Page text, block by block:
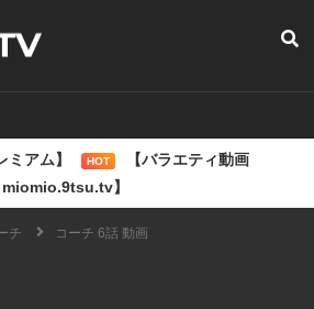
ミアム】 HOT
【バラエティ動画
miomio.9tsu.tv】
チ コーチ 6話 動画